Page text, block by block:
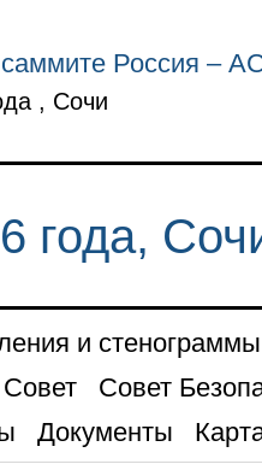
Россия –
, Сочи
года,
и стенограммы
Совет
Документы